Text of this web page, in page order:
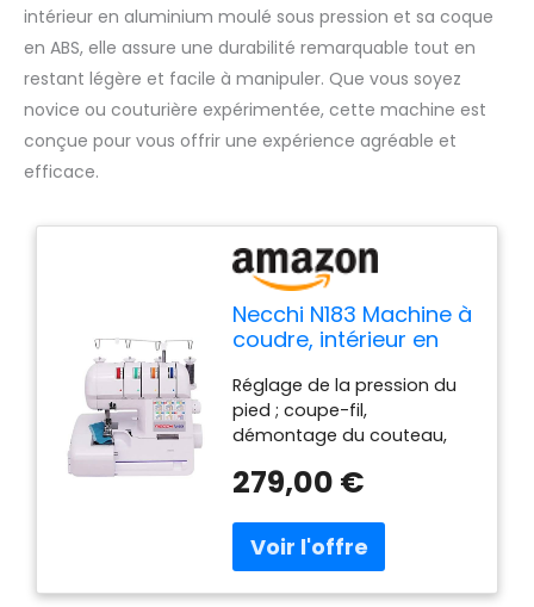
intérieur en aluminium moulé sous pression et sa coque
en ABS, elle assure une durabilité remarquable tout en
restant légère et facile à manipuler. Que vous soyez
novice ou couturière expérimentée, cette machine est
conçue pour vous offrir une expérience agréable et
efficace.
Necchi N183 Machine à
coudre, intérieur en
pression, coque en
ABS, blanc, régulier
Réglage de la pression du
pied ; coupe-fil,
démontage du couteau,
Ouverture du couvercle
couvercle en crochet ;
Enfilage facilité Couture
279,00 €